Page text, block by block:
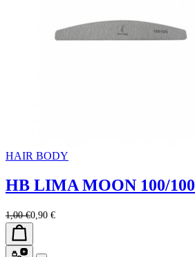
HAIR BODY
HB LIMA MOON 100/100
1,00 €0,90 €